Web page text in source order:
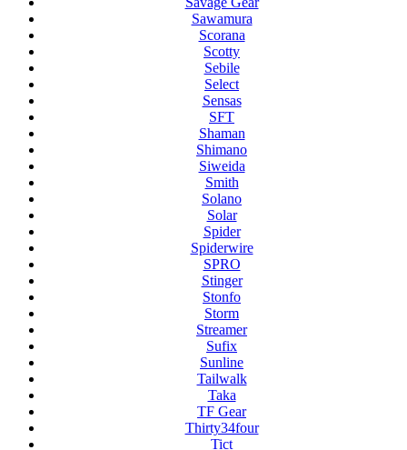
Sawamura
Scorana
Scotty
Sebile
Select
Sensas
SFT
Shaman
Shimano
Siweida
Smith
Solano
Solar
Spider
Spiderwire
SPRO
Stinger
Stonfo
Storm
Streamer
Sufix
Sunline
Tailwalk
Taka
TF Gear
Thirty34four
Tict